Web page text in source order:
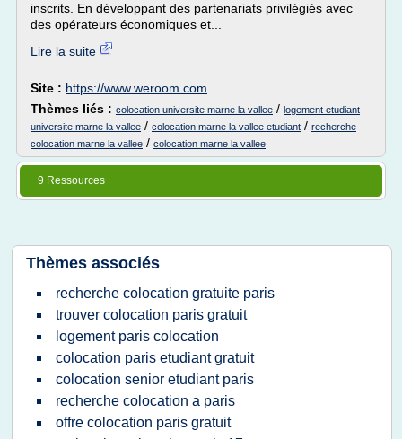
inscrits. En développant des partenariats privilégiés avec
des opérateurs économiques et...
Lire la suite
Site : https://www.weroom.com
Thèmes liés : colocation universite marne la vallee / logement etudiant
universite marne la vallee / colocation marne la vallee etudiant / recherche
colocation marne la vallee / colocation marne la vallee
9 Ressources
Thèmes associés
recherche colocation gratuite paris
trouver colocation paris gratuit
logement paris colocation
colocation paris etudiant gratuit
colocation senior etudiant paris
recherche colocation a paris
offre colocation paris gratuit